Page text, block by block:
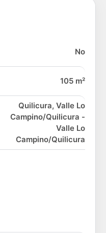
No
105 m²
Quilicura, Valle Lo
Campino/Quilicura -
Valle Lo
Campino/Quilicura